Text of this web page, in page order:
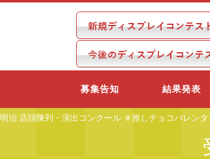
募集告知 結果発表
明治 店頭陳列・演出コンクール ＃推しチョコバレン